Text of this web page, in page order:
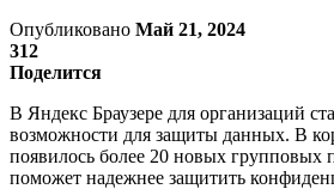
Опубликовано Май 21, 2024
312
Поделится
В Яндекс Браузере для организаций
возможности для защиты данных. В
появилось более 20 новых групповых
поможет надежнее защитить